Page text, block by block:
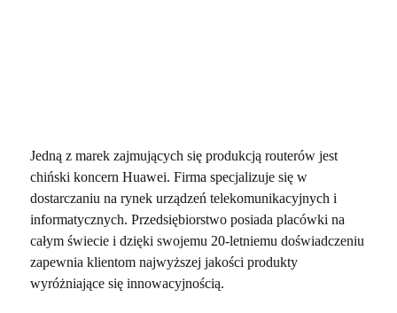
Jedną z marek zajmujących się produkcją routerów jest
chiński koncern Huawei. Firma specjalizuje się w
dostarczaniu na rynek urządzeń telekomunikacyjnych i
informatycznych. Przedsiębiorstwo posiada placówki na
całym świecie i dzięki swojemu 20-letniemu doświadczeniu
zapewnia klientom najwyższej jakości produkty
wyróżniające się innowacyjnością.